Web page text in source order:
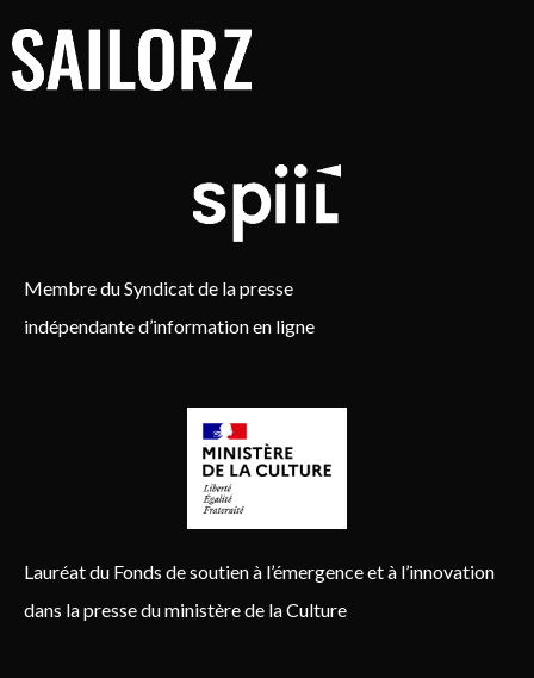
Membre du Syndicat de la presse
indépendante d’information en ligne
Lauréat du Fonds de soutien à l’émergence et à l’innovation
dans la presse du ministère de la Culture